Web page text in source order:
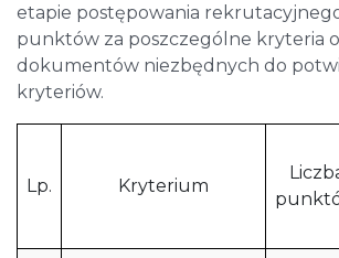
etapie postępowania
punktów za poszczególne kryteria
dokumentów niezbędnych do
kryteriów.
Lp. Kryterium